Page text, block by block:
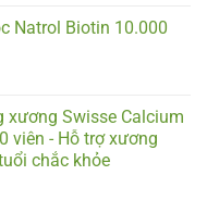
Natrol Biotin 10.000
xương Swisse Calcium
viên - Hỗ trợ xương
chắc khỏe